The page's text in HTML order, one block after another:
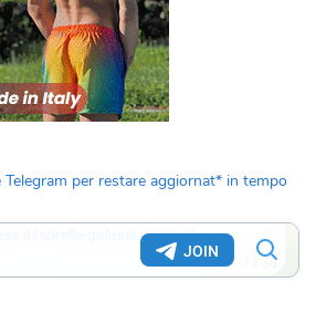
per restare aggiornat* in tempo